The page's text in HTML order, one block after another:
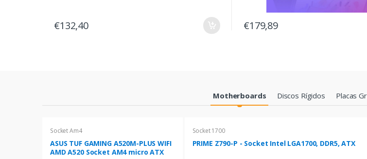
€132,40 €179,89
Motherboards Discos Rígidos Placas
Socket Am4
ASUS TUF GAMING A520M-PLUS WIFI
AMD A520 Socket AM4 micro ATX
Socket 1700
PRIME Z790-P - Socket Intel LGA1700, DDR5, ATX